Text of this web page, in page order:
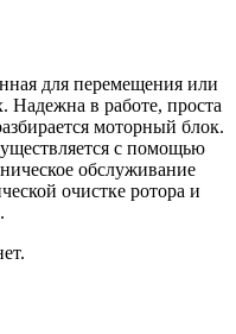
для перемещения или
Надежна в работе, проста
моторный блок.
с помощью
обслуживание
очистке ротора и